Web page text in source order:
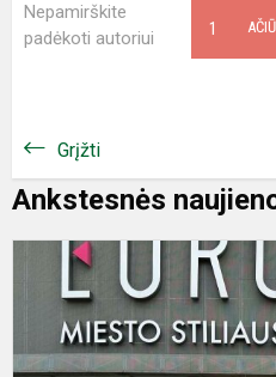
Nepamirškite
padėkoti autoriui
AČIŪ
1
Grįžti
Ankstesnės